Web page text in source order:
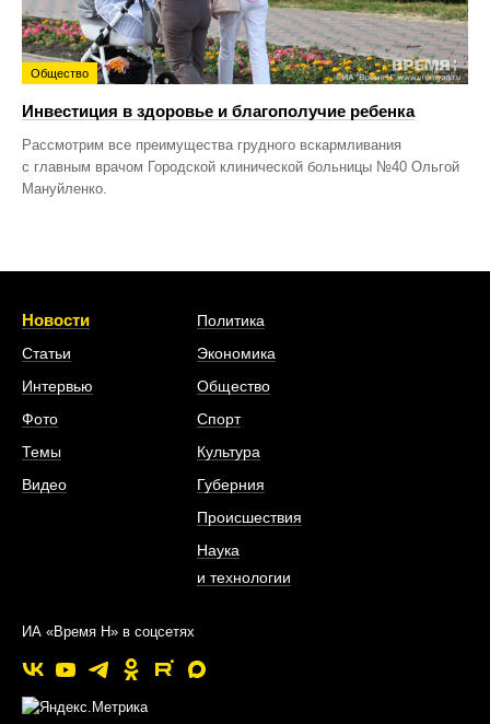
Общество
Инвестиция в здоровье и благополучие ребенка
Рассмотрим все преимущества грудного вскармливания
с главным врачом Городской клинической больницы №40 Ольгой
Мануйленко.
Новости
Статьи
Интервью
Фото
Темы
Видео
Политика
Экономика
Общество
Спорт
Культура
Губерния
Происшествия
Наука
и технологии
ИА «Время Н» в соцсетях